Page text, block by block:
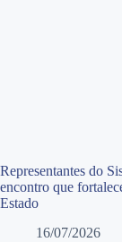
Representantes do
encontro que
Estado
16/07/2026